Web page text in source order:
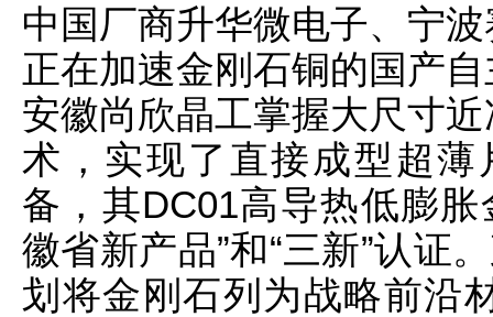
中国厂商升华微电子、宁
正在加速金刚石铜的国产
安徽尚欣晶工掌握大尺寸
术，实现了直接成型超
备，其DC01高导热低膨
徽省新产品”和“三新”认证
划将金刚石列为战略前沿